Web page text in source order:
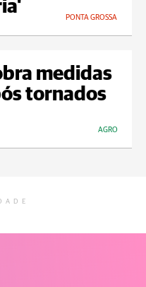
PONTA GROSSA
medidas
tornados
AGRO